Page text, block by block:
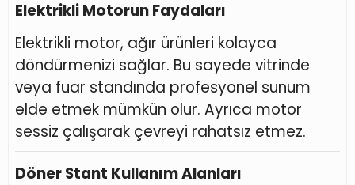
Elektrikli Motorun Faydaları
Elektrikli motor, ağır ürünleri kolayca
döndürmenizi sağlar. Bu sayede vitrinde
veya fuar standında profesyonel sunum
elde etmek mümkün olur. Ayrıca motor
sessiz çalışarak çevreyi rahatsız etmez.
Döner Stant Kullanım Alanları